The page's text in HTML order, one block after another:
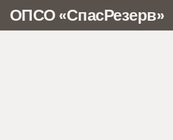
ОПСО «СпасРезерв»